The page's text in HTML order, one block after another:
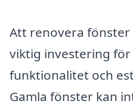
Att renovera fönster
viktig investering
funktionalitet och
Gamla fönster kan